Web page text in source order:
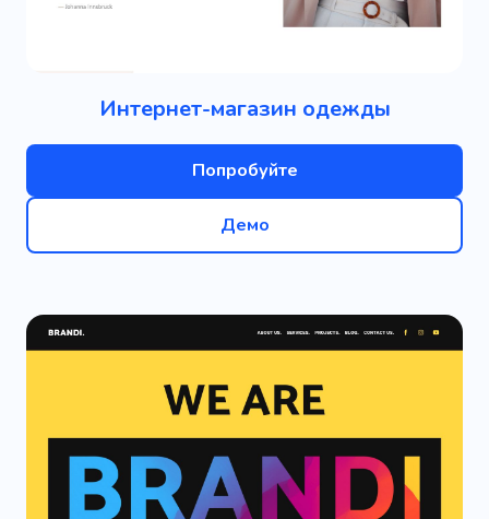
Интернет-магазин одежды
Попробуйте
Демо